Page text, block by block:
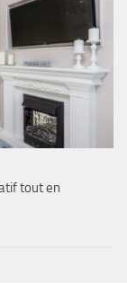
tout en